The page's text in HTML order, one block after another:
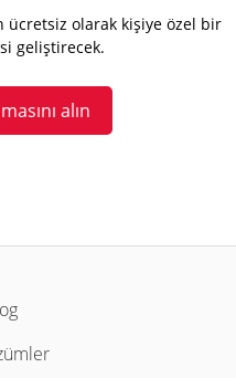
ücretsiz olarak kişiye özel bir
geliştirecek.
alın